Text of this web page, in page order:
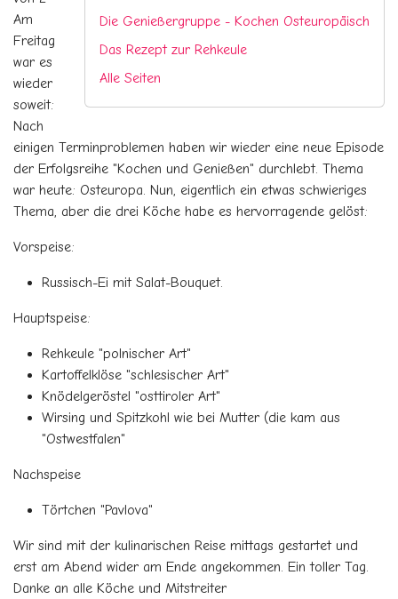
Die Genießergruppe - Kochen Osteuropäisch
Das Rezept zur Rehkeule
Alle Seiten
Am
Freitag
war es
wieder
soweit:
Nach
einigen Terminproblemen haben wir wieder eine neue Episode
der Erfolgsreihe "Kochen und Genießen" durchlebt. Thema
war heute: Osteuropa. Nun, eigentlich ein etwas schwieriges
Thema, aber die drei Köche habe es hervorragende gelöst:
Vorspeise:
Russisch-Ei mit Salat-Bouquet.
Hauptspeise:
Rehkeule "polnischer Art"
Kartoffelklöse "schlesischer Art"
Knödelgeröstel "osttiroler Art"
Wirsing und Spitzkohl wie bei Mutter (die kam aus
"Ostwestfalen"
Nachspeise
Törtchen "Pavlova"
Wir sind mit der kulinarischen Reise mittags gestartet und
erst am Abend wider am Ende angekommen. Ein toller Tag.
Danke an alle Köche und Mitstreiter